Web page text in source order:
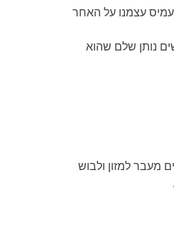
עצמנו על האחר
נותן שלם שהוא
מעבר למזון ולבוש